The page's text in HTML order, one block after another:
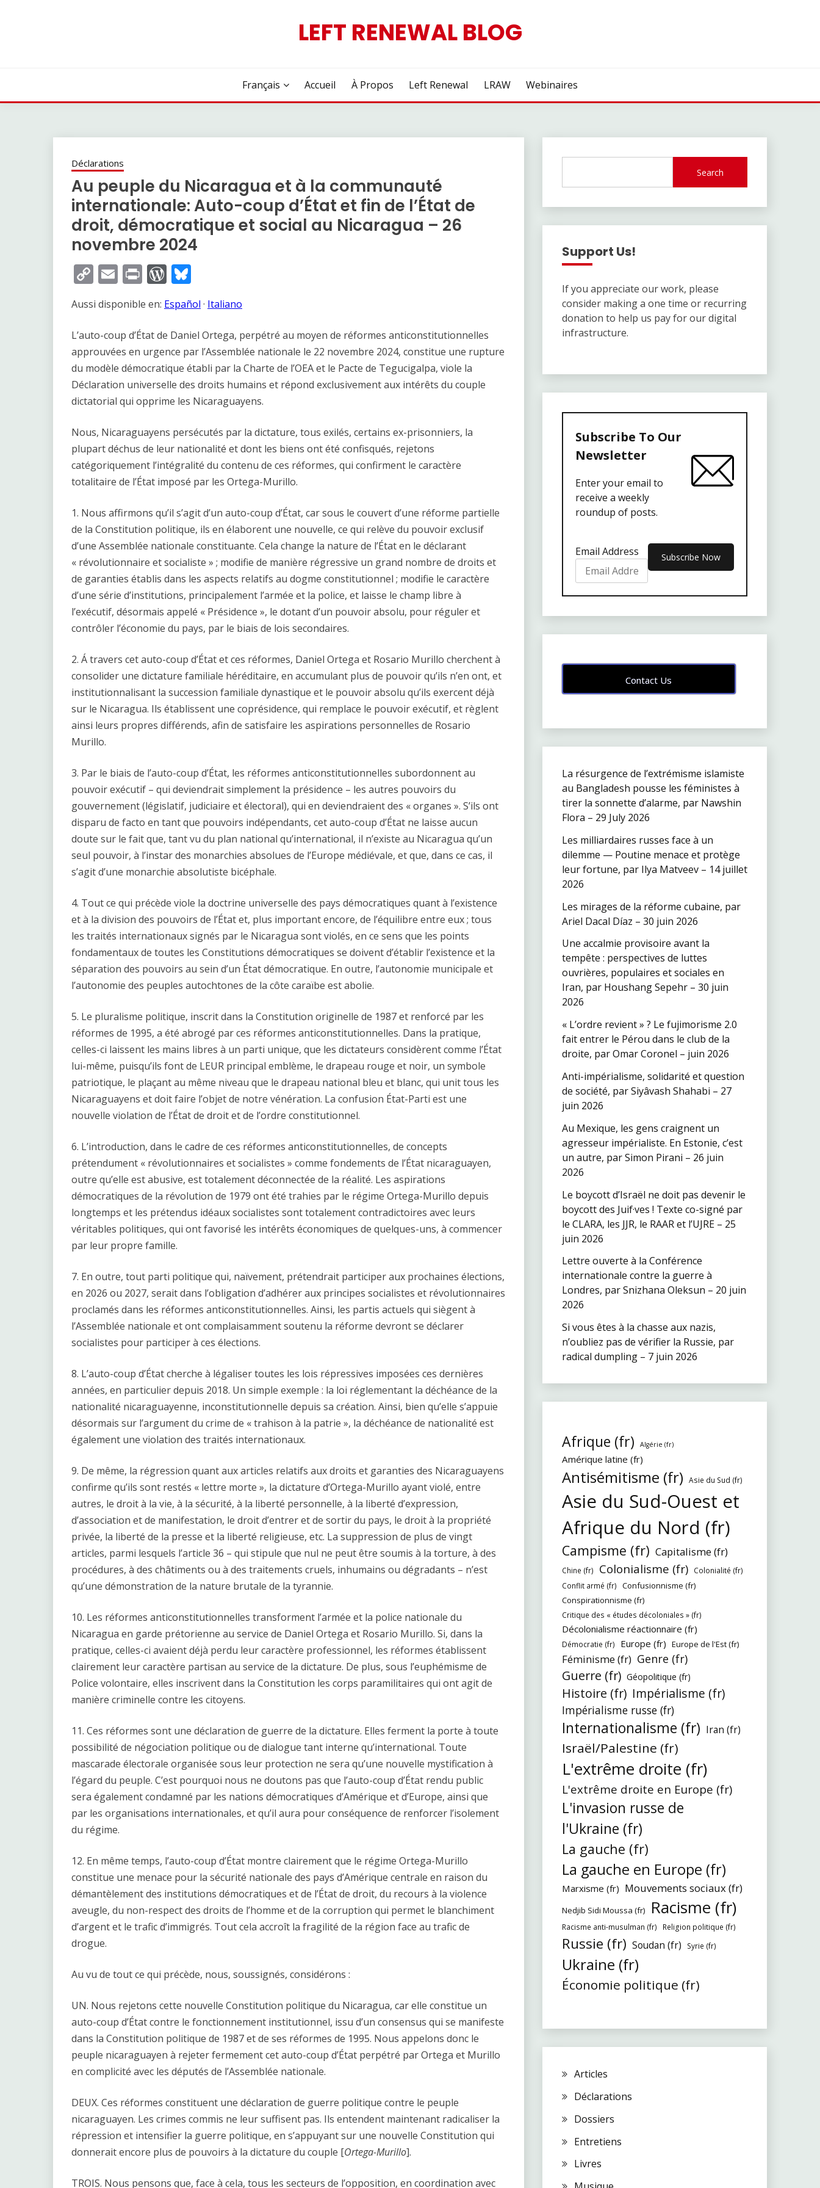
LEFT RENEWAL BLOG
Français Accueil À Propos Left Renewal LRAW Webinaires
Déclarations
Au peuple du Nicaragua et à la communauté
internationale: Auto-coup d’État et fin de l’État de
droit, démocratique et social au Nicaragua – 26
novembre 2024
Copy
Link
EmailPrintWordPress
Aussi disponible en: Español · Italiano
L’auto-coup d’État de Daniel Ortega, perpétré au moyen de réformes anticonstitutionnelles
approuvées en urgence par l’Assemblée nationale le 22 novembre 2024, constitue une rupture
du modèle démocratique établi par la Charte de l’OEA et le Pacte de Tegucigalpa, viole la
Déclaration universelle des droits humains et répond exclusivement aux intérêts du couple
dictatorial qui opprime les Nicaraguayens.
Nous, Nicaraguayens persécutés par la dictature, tous exilés, certains ex-prisonniers, la
plupart déchus de leur nationalité et dont les biens ont été confisqués, rejetons
catégoriquement l’intégralité du contenu de ces réformes, qui confirment le caractère
totalitaire de l’État imposé par les Ortega-Murillo.
1. Nous affirmons qu’il s’agit d’un auto-coup d’État, car sous le couvert d’une réforme partielle
de la Constitution politique, ils en élaborent une nouvelle, ce qui relève du pouvoir exclusif
d’une Assemblée nationale constituante. Cela change la nature de l’État en le déclarant
« révolutionnaire et socialiste » ; modifie de manière régressive un grand nombre de droits et
de garanties établis dans les aspects relatifs au dogme constitutionnel ; modifie le caractère
d’une série d’institutions, principalement l’armée et la police, et laisse le champ libre à
l’exécutif, désormais appelé « Présidence », le dotant d’un pouvoir absolu, pour réguler et
contrôler l’économie du pays, par le biais de lois secondaires.
2. Á travers cet auto-coup d’État et ces réformes, Daniel Ortega et Rosario Murillo cherchent à
consolider une dictature familiale héréditaire, en accumulant plus de pouvoir qu’ils n’en ont, et
institutionnalisant la succession familiale dynastique et le pouvoir absolu qu’ils exercent déjà
sur le Nicaragua. Ils établissent une coprésidence, qui remplace le pouvoir exécutif, et règlent
ainsi leurs propres différends, afin de satisfaire les aspirations personnelles de Rosario
Murillo.
3. Par le biais de l’auto-coup d’État, les réformes anticonstitutionnelles subordonnent au
pouvoir exécutif – qui deviendrait simplement la présidence – les autres pouvoirs du
gouvernement (législatif, judiciaire et électoral), qui en deviendraient des « organes ». S’ils ont
disparu de facto en tant que pouvoirs indépendants, cet auto-coup d’État ne laisse aucun
doute sur le fait que, tant vu du plan national qu’international, il n’existe au Nicaragua qu’un
seul pouvoir, à l’instar des monarchies absolues de l’Europe médiévale, et que, dans ce cas, il
s’agit d’une monarchie absolutiste bicéphale.
4. Tout ce qui précède viole la doctrine universelle des pays démocratiques quant à l’existence
et à la division des pouvoirs de l’État et, plus important encore, de l’équilibre entre eux ; tous
les traités internationaux signés par le Nicaragua sont violés, en ce sens que les points
fondamentaux de toutes les Constitutions démocratiques se doivent d’établir l’existence et la
séparation des pouvoirs au sein d’un État démocratique. En outre, l’autonomie municipale et
l’autonomie des peuples autochtones de la côte caraïbe est abolie.
5. Le pluralisme politique, inscrit dans la Constitution originelle de 1987 et renforcé par les
réformes de 1995, a été abrogé par ces réformes anticonstitutionnelles. Dans la pratique,
celles-ci laissent les mains libres à un parti unique, que les dictateurs considèrent comme l’État
lui-même, puisqu’ils font de LEUR principal emblème, le drapeau rouge et noir, un symbole
patriotique, le plaçant au même niveau que le drapeau national bleu et blanc, qui unit tous les
Nicaraguayens et doit faire l’objet de notre vénération. La confusion État-Parti est une
nouvelle violation de l’État de droit et de l’ordre constitutionnel.
6. L’introduction, dans le cadre de ces réformes anticonstitutionnelles, de concepts
prétendument « révolutionnaires et socialistes » comme fondements de l’État nicaraguayen,
outre qu’elle est abusive, est totalement déconnectée de la réalité. Les aspirations
démocratiques de la révolution de 1979 ont été trahies par le régime Ortega-Murillo depuis
longtemps et les prétendus idéaux socialistes sont totalement contradictoires avec leurs
véritables politiques, qui ont favorisé les intérêts économiques de quelques-uns, à commencer
par leur propre famille.
7. En outre, tout parti politique qui, naïvement, prétendrait participer aux prochaines élections,
en 2026 ou 2027, serait dans l’obligation d’adhérer aux principes socialistes et révolutionnaires
proclamés dans les réformes anticonstitutionnelles. Ainsi, les partis actuels qui siègent à
l’Assemblée nationale et ont complaisamment soutenu la réforme devront se déclarer
socialistes pour participer à ces élections.
8. L’auto-coup d’État cherche à légaliser toutes les lois répressives imposées ces dernières
années, en particulier depuis 2018. Un simple exemple : la loi réglementant la déchéance de la
nationalité nicaraguayenne, inconstitutionnelle depuis sa création. Ainsi, bien qu’elle s’appuie
désormais sur l’argument du crime de « trahison à la patrie », la déchéance de nationalité est
également une violation des traités internationaux.
9. De même, la régression quant aux articles relatifs aux droits et garanties des Nicaraguayens
confirme qu’ils sont restés « lettre morte », la dictature d’Ortega-Murillo ayant violé, entre
autres, le droit à la vie, à la sécurité, à la liberté personnelle, à la liberté d’expression,
d’association et de manifestation, le droit d’entrer et de sortir du pays, le droit à la propriété
privée, la liberté de la presse et la liberté religieuse, etc. La suppression de plus de vingt
articles, parmi lesquels l’article 36 – qui stipule que nul ne peut être soumis à la torture, à des
procédures, à des châtiments ou à des traitements cruels, inhumains ou dégradants – n’est
qu’une démonstration de la nature brutale de la tyrannie.
10. Les réformes anticonstitutionnelles transforment l’armée et la police nationale du
Nicaragua en garde prétorienne au service de Daniel Ortega et Rosario Murillo. Si, dans la
pratique, celles-ci avaient déjà perdu leur caractère professionnel, les réformes établissent
clairement leur caractère partisan au service de la dictature. De plus, sous l’euphémisme de
Police volontaire, elles inscrivent dans la Constitution les corps paramilitaires qui ont agit de
manière criminelle contre les citoyens.
11. Ces réformes sont une déclaration de guerre de la dictature. Elles ferment la porte à toute
possibilité de négociation politique ou de dialogue tant interne qu’international. Toute
mascarade électorale organisée sous leur protection ne sera qu’une nouvelle mystification à
l’égard du peuple. C’est pourquoi nous ne doutons pas que l’auto-coup d’État rendu public
sera également condamné par les nations démocratiques d’Amérique et d’Europe, ainsi que
par les organisations internationales, et qu’il aura pour conséquence de renforcer l’isolement
du régime.
12. En même temps, l’auto-coup d’État montre clairement que le régime Ortega-Murillo
constitue une menace pour la sécurité nationale des pays d’Amérique centrale en raison du
démantèlement des institutions démocratiques et de l’État de droit, du recours à la violence
aveugle, du non-respect des droits de l’homme et de la corruption qui permet le blanchiment
d’argent et le trafic d’immigrés. Tout cela accroît la fragilité de la région face au trafic de
drogue.
Au vu de tout ce qui précède, nous, soussignés, considérons :
UN. Nous rejetons cette nouvelle Constitution politique du Nicaragua, car elle constitue un
auto-coup d’État contre le fonctionnement institutionnel, issu d’un consensus qui se manifeste
dans la Constitution politique de 1987 et de ses réformes de 1995. Nous appelons donc le
peuple nicaraguayen à rejeter fermement cet auto-coup d’État perpétré par Ortega et Murillo
en complicité avec les députés de l’Assemblée nationale.
DEUX. Ces réformes constituent une déclaration de guerre politique contre le peuple
nicaraguayen. Les crimes commis ne leur suffisent pas. Ils entendent maintenant radicaliser la
répression et intensifier la guerre politique, en s’appuyant sur une nouvelle Constitution qui
donnerait encore plus de pouvoirs à la dictature du couple [Ortega-Murillo].
TROIS. Nous pensons que, face à cela, tous les secteurs de l’opposition, en coordination avec
Search
Support Us!
If you appreciate our work, please
consider making a one time or recurring
donation to help us pay for our digital
infrastructure.
Subscribe To Our
Newsletter
Enter your email to
receive a weekly
roundup of posts.
Email Address
Contact Us
La résurgence de l’extrémisme islamiste
au Bangladesh pousse les féministes à
tirer la sonnette d’alarme, par Nawshin
Flora – 29 July 2026
Les milliardaires russes face à un
dilemme — Poutine menace et protège
leur fortune, par Ilya Matveev – 14 juillet
2026
Les mirages de la réforme cubaine, par
Ariel Dacal Díaz – 30 juin 2026
Une accalmie provisoire avant la
tempête : perspectives de luttes
ouvrières, populaires et sociales en
Iran, par Houshang Sepehr – 30 juin
2026
« L’ordre revient » ? Le fujimorisme 2.0
fait entrer le Pérou dans le club de la
droite, par Omar Coronel – juin 2026
Anti-impérialisme, solidarité et question
de société, par Siyâvash Shahabi – 27
juin 2026
Au Mexique, les gens craignent un
agresseur impérialiste. En Estonie, c’est
un autre, par Simon Pirani – 26 juin
2026
Le boycott d’Israël ne doit pas devenir le
boycott des Juif·ves ! Texte co-signé par
le CLARA, les JJR, le RAAR et l’UJRE – 25
juin 2026
Lettre ouverte à la Conférence
internationale contre la guerre à
Londres, par Snizhana Oleksun – 20 juin
2026
Si vous êtes à la chasse aux nazis,
n’oubliez pas de vérifier la Russie, par
radical dumpling – 7 juin 2026
Afrique (fr) Algérie (fr)
Amérique latine (fr)
Antisémitisme (fr) Asie du Sud (fr)
Asie du Sud-Ouest et
Afrique du Nord (fr)
Campisme (fr) Capitalisme (fr)
Chine (fr) Colonialisme (fr)
Colonialité (fr)
Conflit armé (fr)
Confusionnisme (fr)
Conspirationnisme (fr)
Critique des « études décoloniales » (fr)
Décolonialisme réactionnaire (fr)
Démocratie (fr) Europe (fr) Europe de l'Est (fr)
Féminisme (fr) Genre (fr)
Guerre (fr) Géopolitique (fr)
Histoire (fr) Impérialisme (fr)
Impérialisme russe (fr)
Internationalisme (fr) Iran (fr)
Israël/Palestine (fr)
L'extrême droite (fr)
L'extrême droite en Europe (fr)
L'invasion russe de
l'Ukraine (fr)
La gauche (fr)
La gauche en Europe (fr)
Marxisme (fr) Mouvements sociaux (fr)
Nedjib Sidi Moussa (fr) Racisme (fr)
Racisme anti-musulman (fr) Religion politique (fr)
Russie (fr) Soudan (fr) Syrie (fr)
Ukraine (fr)
Économie politique (fr)
Articles
Déclarations
Dossiers
Entretiens
Livres